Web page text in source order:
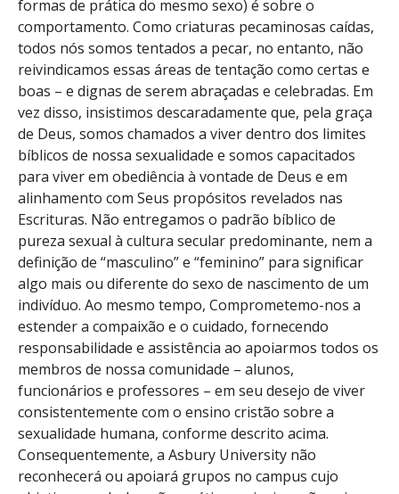
formas de prática do mesmo sexo) é sobre o
comportamento. Como criaturas pecaminosas caídas,
todos nós somos tentados a pecar, no entanto, não
reivindicamos essas áreas de tentação como certas e
boas – e dignas de serem abraçadas e celebradas. Em
vez disso, insistimos descaradamente que, pela graça
de Deus, somos chamados a viver dentro dos limites
bíblicos de nossa sexualidade e somos capacitados
para viver em obediência à vontade de Deus e em
alinhamento com Seus propósitos revelados nas
Escrituras. Não entregamos o padrão bíblico de
pureza sexual à cultura secular predominante, nem a
definição de “masculino” e “feminino” para significar
algo mais ou diferente do sexo de nascimento de um
indivíduo. Ao mesmo tempo, Comprometemo-nos a
estender a compaixão e o cuidado, fornecendo
responsabilidade e assistência ao apoiarmos todos os
membros de nossa comunidade – alunos,
funcionários e professores – em seu desejo de viver
consistentemente com o ensino cristão sobre a
sexualidade humana, conforme descrito acima.
Consequentemente, a Asbury University não
reconhecerá ou apoiará grupos no campus cujo